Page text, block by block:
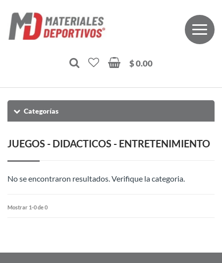
$ 0.00
Categorías
JUEGOS - DIDACTICOS - ENTRETENIMIENTO
No se encontraron resultados. Verifique la categoria.
Mostrar 1-0 de 0